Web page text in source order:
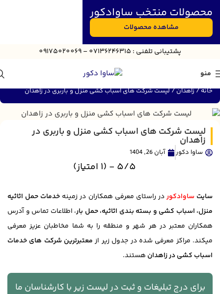
پشتیبانیتلفنی : 07136246315 – 09175020069
منو
خانه زاهدان لیست شرکت های اسباب کشی منزل و باربری در زاهدان
لیست شرکت های اسباب کشی منزل و باربری در
زاهدان
ساوا دکور آبان 26, 1404
5/5 - (1 امتیاز)
سایت ساوادکوردر راستای معرفی همکاران در زمینه خدمات حمل اثاثیه
منزل، اسباب کشی و بسته بندی اثاثیه، حمل بار، اطلاعات تماس و آدرس
همکاران معتبر در هر شهر و منطقه را به شما مخاطبان عزیز معرفی
میکند. مراکز معرفی شده در جدول زیر ازمعتبرترین شرکت های خدمات
اسباب کشی در زاهدان هستند.
برای درج تبلیغات و ثبت در لیست زیر با کارشناسان ما
محصولات منتخب ساوادکور
مشاهده محصولات